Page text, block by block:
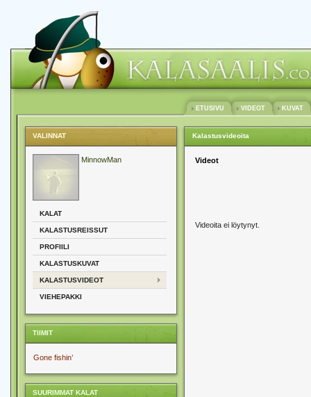
ETUSIVU VIDEOT KUVAT
VALINNAT
MinnowMan
KALAT
KALASTUSREISSUT
PROFIILI
KALASTUSKUVAT
KALASTUSVIDEOT
VIEHEPAKKI
TIIMIT
Gone fishin’
SUURIMMAT KALAT
Kalastusvideoita
Videot
Videoita ei löytynyt.